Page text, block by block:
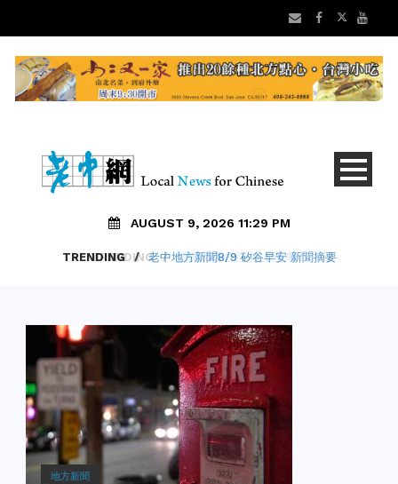
AUGUST 9, 2026 11:29 PM
TRENDING / 老中地方新聞8/9 矽谷早安 新聞摘要
地方新聞